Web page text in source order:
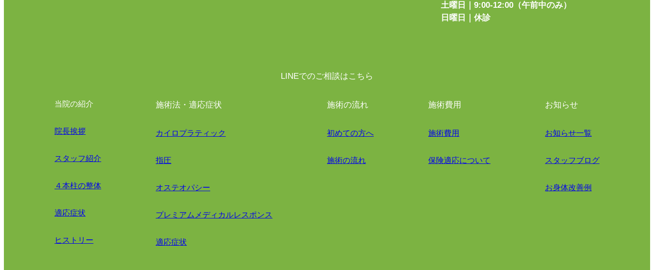
土曜日｜9:00-12:00（午前中のみ）
日曜日｜休診
LINEでのご相談はこちら
当院の紹介
院長挨拶
スタッフ紹介
４本柱の整体
適応症状
ヒストリー
施術法・適応症状
カイロプラティック
指圧
オステオパシー
プレミアムメディカルレスポンス
適応症状
施術の流れ
初めての方へ
施術の流れ
施術費用
施術費用
保険適応について
お知らせ
お知らせ一覧
スタッフブログ
お身体改善例